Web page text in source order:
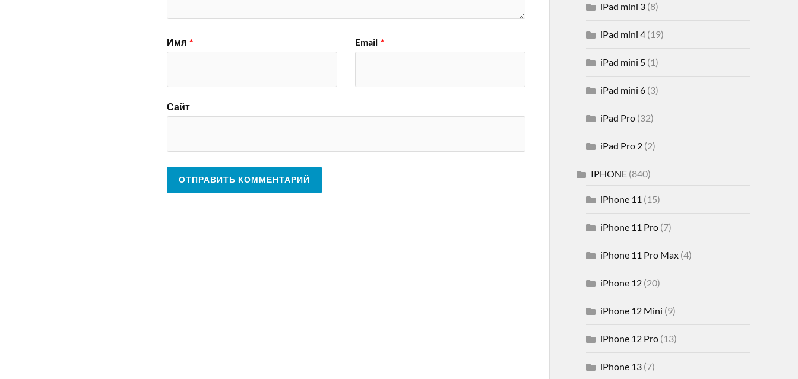
Имя * Email *
Сайт
iPad mini 3(8)
iPad mini 4(19)
iPad mini 5(1)
iPad mini 6(3)
iPad Pro(32)
iPad Pro 2(2)
IPHONE(840)
iPhone 11 (15)
iPhone 11 Pro(7)
iPhone 11 Pro Max(4)
iPhone 12(20)
iPhone 12 Mini (9)
iPhone 12 Pro(13)
iPhone 13(7)